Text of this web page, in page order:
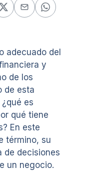
adecuado del
y
de los
de esta
es
qué tiene
En este
término, su
de decisiones
un negocio.